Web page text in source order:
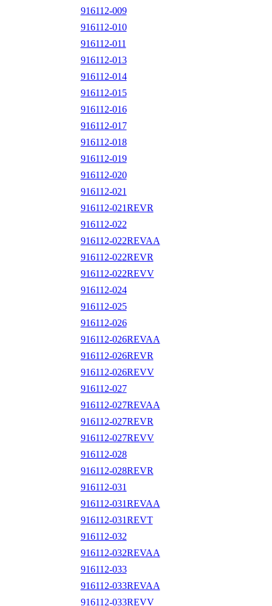
916112-009
916112-010
916112-011
916112-013
916112-014
916112-015
916112-016
916112-017
916112-018
916112-019
916112-020
916112-021
916112-021REVR
916112-022
916112-022REVAA
916112-022REVR
916112-022REVV
916112-024
916112-025
916112-026
916112-026REVAA
916112-026REVR
916112-026REVV
916112-027
916112-027REVAA
916112-027REVR
916112-027REVV
916112-028
916112-028REVR
916112-031
916112-031REVAA
916112-031REVT
916112-032
916112-032REVAA
916112-033
916112-033REVAA
916112-033REVV